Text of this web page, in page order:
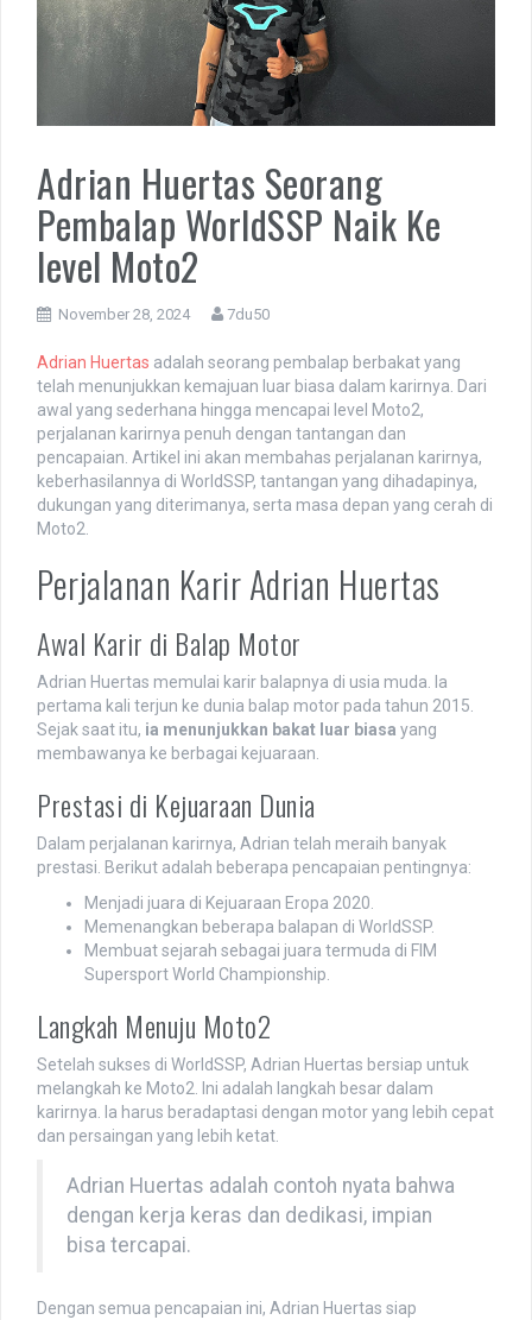
Adrian Huertas Seorang
Pembalap WorldSSP Naik Ke
level Moto2
November 28, 2024 7du50
Adrian Huertas adalah seorang pembalap berbakat yang
telah menunjukkan kemajuan luar biasa dalam karirnya. Dari
awal yang sederhana hingga mencapai level Moto2,
perjalanan karirnya penuh dengan tantangan dan
pencapaian. Artikel ini akan membahas perjalanan karirnya,
keberhasilannya di WorldSSP, tantangan yang dihadapinya,
dukungan yang diterimanya, serta masa depan yang cerah di
Moto2.
Perjalanan Karir Adrian Huertas
Awal Karir di Balap Motor
Adrian Huertas memulai karir balapnya di usia muda. Ia
pertama kali terjun ke dunia balap motor pada tahun 2015.
Sejak saat itu, ia menunjukkan bakat luar biasa yang
membawanya ke berbagai kejuaraan.
Prestasi di Kejuaraan Dunia
Dalam perjalanan karirnya, Adrian telah meraih banyak
prestasi. Berikut adalah beberapa pencapaian pentingnya:
Menjadi juara di Kejuaraan Eropa 2020.
Memenangkan beberapa balapan di WorldSSP.
Membuat sejarah sebagai juara termuda di FIM
Supersport World Championship.
Langkah Menuju Moto2
Setelah sukses di WorldSSP, Adrian Huertas bersiap untuk
melangkah ke Moto2. Ini adalah langkah besar dalam
karirnya. Ia harus beradaptasi dengan motor yang lebih cepat
dan persaingan yang lebih ketat.
Adrian Huertas adalah contoh nyata bahwa
dengan kerja keras dan dedikasi, impian
bisa tercapai.
Dengan semua pencapaian ini, Adrian Huertas siap